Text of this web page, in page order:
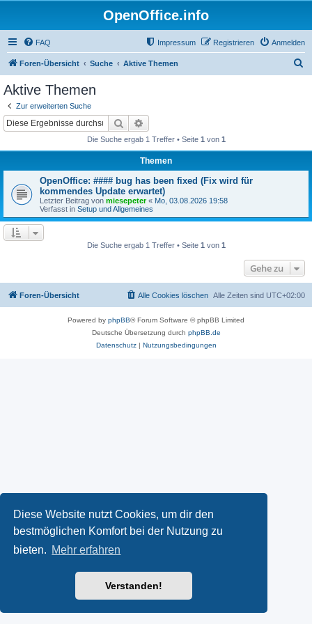
Diese Website nutzt Cookies, um dir den
bestmöglichen Komfort bei der Nutzung zu
bieten. Mehr erfahren
Verstanden!
OpenOffice.info
FAQ Anmelden
Registrieren
Impressum
Foren-Übersicht Suche Aktive Themen
Aktive Themen
Zur erweiterten Suche
Suche
Die Suche ergab 1 Treffer • Seite 1 von 1
Themen
OpenOffice: #### bug has been fixed (Fix wird für
kommendes Update erwartet)
Letzter Beitrag von miesepeter« Mo, 03.08.2026 19:58
Verfasst in Setup und Allgemeines
Die Suche ergab 1 Treffer • Seite 1 von 1
Gehe zu
Foren-Übersicht Alle Zeiten sind UTC+02:00
Alle Cookies löschen
Powered by phpBB® Forum Software © phpBB Limited
Deutsche Übersetzung durch phpBB.de
Datenschutz| Nutzungsbedingungen